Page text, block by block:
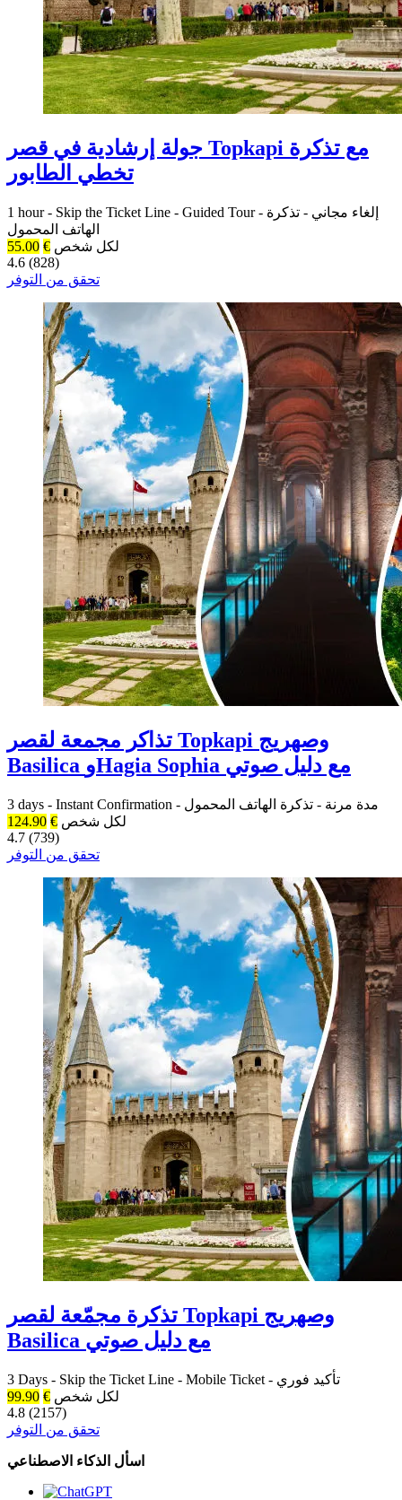
جولة إرشادية في قصر Topkapi مع تذكرة
تخطي الطابور
1 hour - Skip the Ticket Line - Guided Tour - إلغاء مجاني - تذكرة
الهاتف المحمول
لكل شخص €
55.00
4.6 (828)
تحقق من التوفر
تذاكر مجمعة لقصر Topkapi وصهريج
Basilica وHagia Sophia مع دليل صوتي
3 days - Instant Confirmation - مدة مرنة - تذكرة الهاتف المحمول
لكل شخص €
124.90
4.7 (739)
تحقق من التوفر
تذكرة مجمّعة لقصر Topkapi وصهريج
Basilica مع دليل صوتي
3 Days - Skip the Ticket Line - Mobile Ticket - تأكيد فوري
لكل شخص €
99.90
4.8 (2157)
تحقق من التوفر
اسأل الذكاء الاصطناعي